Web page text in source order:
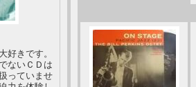
好きです。
ないＣＤは
っていませ